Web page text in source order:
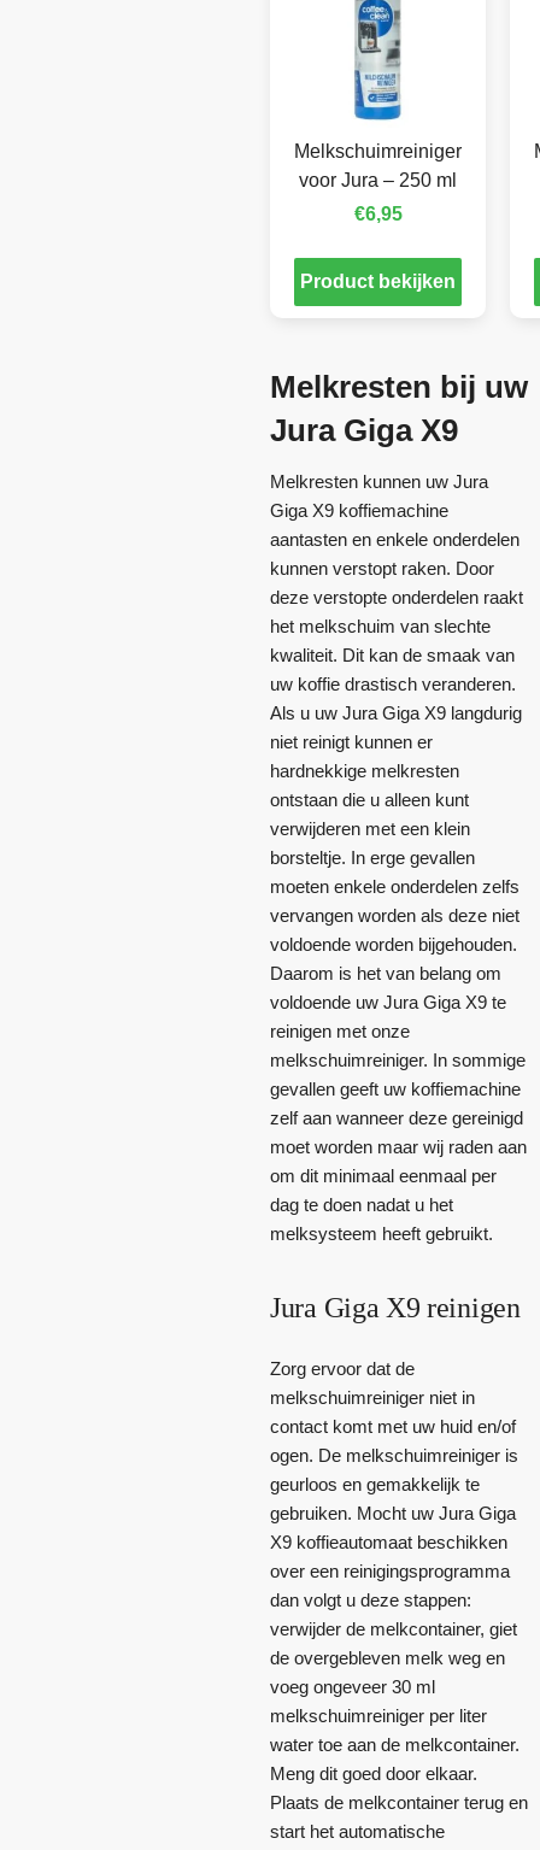
Melkschuimreiniger
voor Jura – 250 ml
€6,95
Product bekijken
Melkresten bij uw
Jura Giga X9
Melkresten kunnen uw Jura
Giga X9 koffiemachine
aantasten en enkele onderdelen
kunnen verstopt raken. Door
deze verstopte onderdelen raakt
het melkschuim van slechte
kwaliteit. Dit kan de smaak van
uw koffie drastisch veranderen.
Als u uw Jura Giga X9 langdurig
niet reinigt kunnen er
hardnekkige melkresten
ontstaan die u alleen kunt
verwijderen met een klein
borsteltje. In erge gevallen
moeten enkele onderdelen zelfs
vervangen worden als deze niet
voldoende worden bijgehouden.
Daarom is het van belang om
voldoende uw Jura Giga X9 te
reinigen met onze
melkschuimreiniger. In sommige
gevallen geeft uw koffiemachine
zelf aan wanneer deze gereinigd
moet worden maar wij raden aan
om dit minimaal eenmaal per
dag te doen nadat u het
melksysteem heeft gebruikt.
Jura Giga X9 reinigen
Zorg ervoor dat de
melkschuimreiniger niet in
contact komt met uw huid en/of
ogen. De melkschuimreiniger is
geurloos en gemakkelijk te
gebruiken. Mocht uw Jura Giga
X9 koffieautomaat beschikken
over een reinigingsprogramma
dan volgt u deze stappen:
verwijder de melkcontainer, giet
de overgebleven melk weg en
voeg ongeveer 30 ml
melkschuimreiniger per liter
water toe aan de melkcontainer.
Meng dit goed door elkaar.
Plaats de melkcontainer terug en
start het automatische